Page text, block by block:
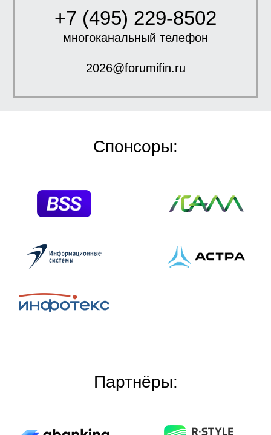
+7 (495) 229-8502
многоканальный телефон
2026@forumifin.ru
Спонсоры:
Партнёры: